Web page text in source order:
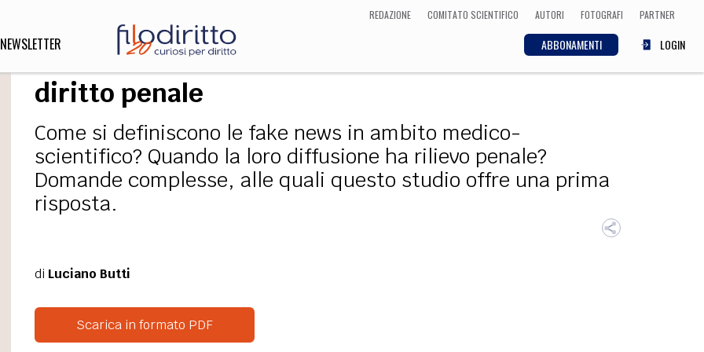
REDAZIONE COMITATO SCIENTIFICO AUTORI FOTOGRAFI PARTNER
ABBONAMENTI LOGIN
NEWSLETTER
Esteri
DIRITTO ECONOMIA
Biologia, Cifrematica,
Medicina
Scienze informatiche,
Fake news in ambito medico-scientifico e
diritto penale
Come si definiscono le fake news in ambito medico-
scientifico? Quando la loro diffusione ha rilievo penale?
Domande complesse, alle quali questo studio offre una prima
risposta.
di Luciano Butti
Scarica in formato PDF